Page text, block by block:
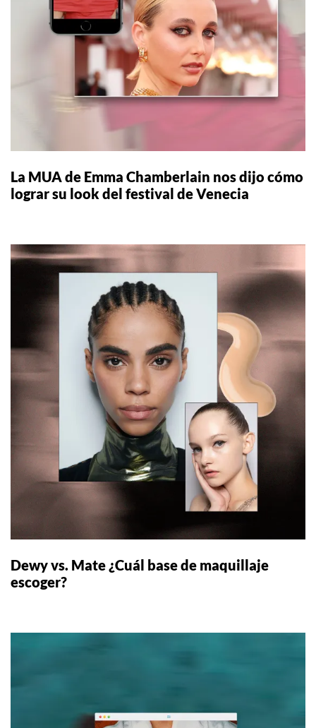
La MUA de Emma Chamberlain nos dijo cómo
lograr su look del festival de Venecia
Dewy vs. Mate ¿Cuál base de maquillaje
escoger?